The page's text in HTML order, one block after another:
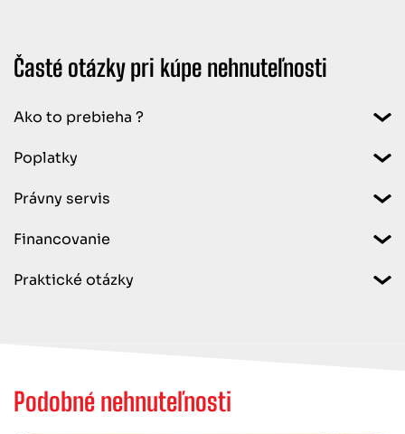
Časté otázky pri kúpe nehnuteľnosti
Ako to prebieha ?
Poplatky
Právny servis
Financovanie
Praktické otázky
Podobné nehnuteľnosti